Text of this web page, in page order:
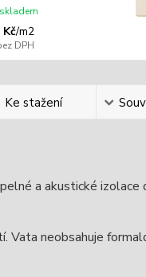
Kč/m2
DPH
skladem
Ke stažení
a akustické izolace
Vata neobsahuje